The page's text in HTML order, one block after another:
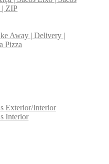
| ZIP
Away | Delivery |
Pizza
Exterior/Interior
Interior